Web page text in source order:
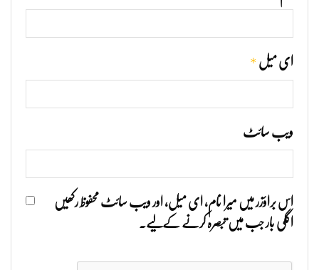
ای میل *
ویب‌ سائٹ
اس براؤزر میں میرا نام، ای میل، اور ویب سائٹ محفوظ رکھیں
اگلی بار جب میں تبصرہ کرنے کےلیے۔